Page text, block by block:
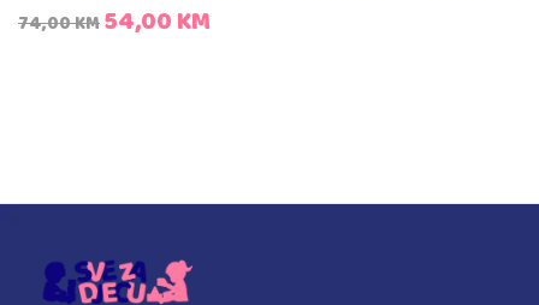
74,00KM54,00KM